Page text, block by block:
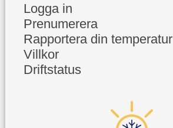
Logga in
Prenumerera
Rapportera din temperatur
Villkor
Driftstatus